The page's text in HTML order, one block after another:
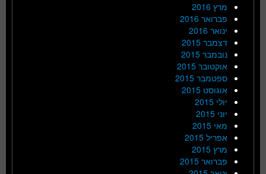
מרץ 2016
פברואר 2016
ינואר 2016
דצמבר 2015
נובמבר 2015
אוקטובר 2015
ספטמבר 2015
אוגוסט 2015
יולי 2015
יוני 2015
מאי 2015
אפריל 2015
מרץ 2015
פברואר 2015